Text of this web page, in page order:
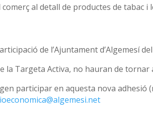
al detall de productes de tabac i
de l’Ajuntament d’Algemesí
la Targeta Activa, no hauran de tornar
participar en aquesta nova adhesió